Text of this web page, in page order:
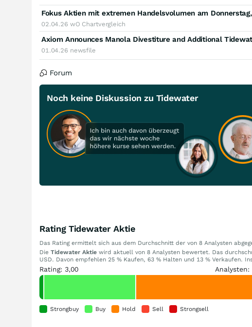
Fokus Aktien mit extremen Handelsvolumen am
02.04.26 wO Chartvergleich
01.04.26 newsfile
Forum
Noch keine Diskussion zu Tidewater
Rating Tidewater Aktie
Das Rating ermittelt sich aus dem Durchschnitt der von 8 Analysten
Die Tidewater Aktie wird aktuell von 8 Analysten bewertet. Das
USD. Davon empfehlen 25 % Kaufen, 63 % Halten und 13 % Verkaufen.
Rating: 3,00 Analysten:
Strongbuy Buy Hold Sell Strongsell